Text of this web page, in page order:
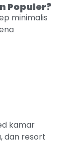
Populer?
minimalis
kamar
dan resort